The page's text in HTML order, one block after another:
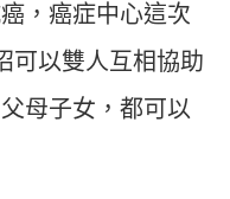
，癌症中心這次
可以雙人互相協助
母子女，都可以